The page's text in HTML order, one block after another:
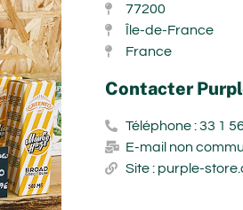
77200
Île-de-France
France
Contacter
Téléphone : 33 1
E-mail non
Site : purple-